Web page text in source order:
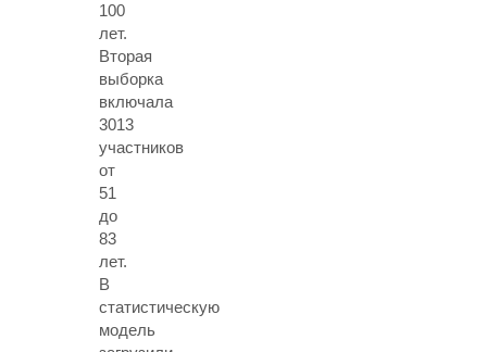
100
лет.
Вторая
выборка
включала
3013
участников
от
51
до
83
лет.
В
статистическую
модель